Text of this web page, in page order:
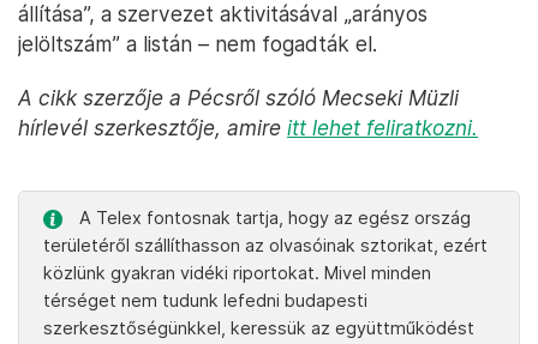
állítása”, a szervezet aktivitásával „arányos
jelöltszám” a listán – nem fogadták el.
A cikk szerzője a Pécsről szóló Mecseki Müzli
hírlevél szerkesztője, amire itt lehet feliratkozni.
A Telex fontosnak tartja, hogy az egész ország
területéről szállíthasson az olvasóinak sztorikat, ezért
közlünk gyakran vidéki riportokat. Mivel minden
térséget nem tudunk lefedni budapesti
szerkesztőségünkkel, keressük az együttműködést